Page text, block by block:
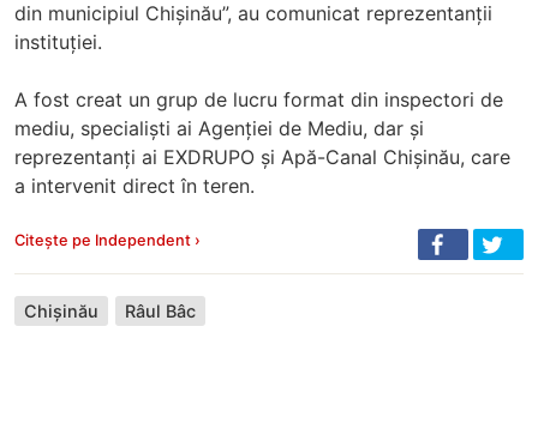
din municipiul Chișinău”, au comunicat reprezentanții
instituției.
A fost creat un grup de lucru format din inspectori de
mediu, specialiști ai Agenției de Mediu, dar și
reprezentanți ai EXDRUPO și Apă-Canal Chișinău, care
a intervenit direct în teren.
Citește pe Independent ›
Chișinău Râul Bâc